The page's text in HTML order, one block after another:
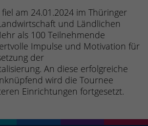
am 24.01.2024 im Thüringer
und Ländlichen
als 100 Teilnehmende
Impulse und Motivation für
der
An diese erfolgreiche
wird die Tournee
Einrichtungen fortgesetzt.